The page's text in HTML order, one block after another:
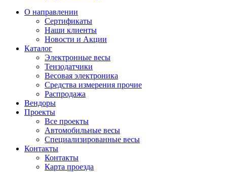
О направлении
Сертификаты
Наши клиенты
Новости и Акции
Каталог
Электронные весы
Тензодатчики
Весовая электроника
Средства измерения прочие
Распродажа
Вендоры
Проекты
Все проекты
Автомобильные весы
Специализированные весы
Контакты
Контакты
Карта проезда